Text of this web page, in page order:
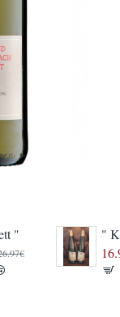
"
"